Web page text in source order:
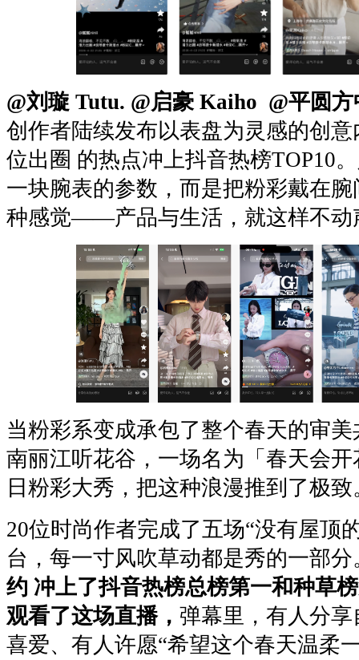
@刘璇 Tutu. @启豪 Kaiho @平圆
创作者陆续发布以表盘为灵感的创
位出圈 的热点冲上抖音热榜TOP10
一块腕表的参数，而是把粉彩戴在
种感觉——产品与生活，就这样不动
当粉彩系变成承包了整个春天的审
南丽江听花谷，一场名为「春天会
日粉彩大秀，把这种浪漫推到了极致
20位时尚作者完成了五场“没有屋
台，每一寸风吹草动都是秀的一部分
约 冲上了抖音热榜总榜第一和种草
观看了这场直播， 弹幕里，有人分
喜爱、有人许愿“希望这个春天温柔